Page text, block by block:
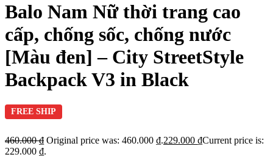
Balo Nam Nữ thời trang cao
cấp, chống sốc, chống nước
[Màu đen] – City StreetStyle
Backpack V3 in Black
FREE SHIP
460.000₫ Original price was: 460.000 ₫.229.000 ₫Current price is:
229.000 ₫.